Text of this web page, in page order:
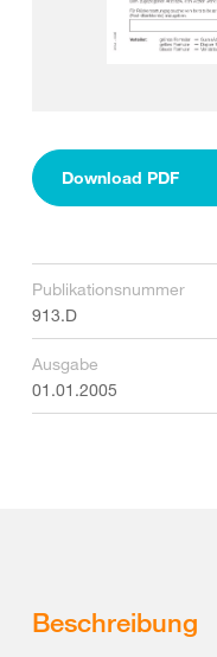
Download PDF
Publikationsnummer
913.D
Ausgabe
01.01.2005
Beschreibung